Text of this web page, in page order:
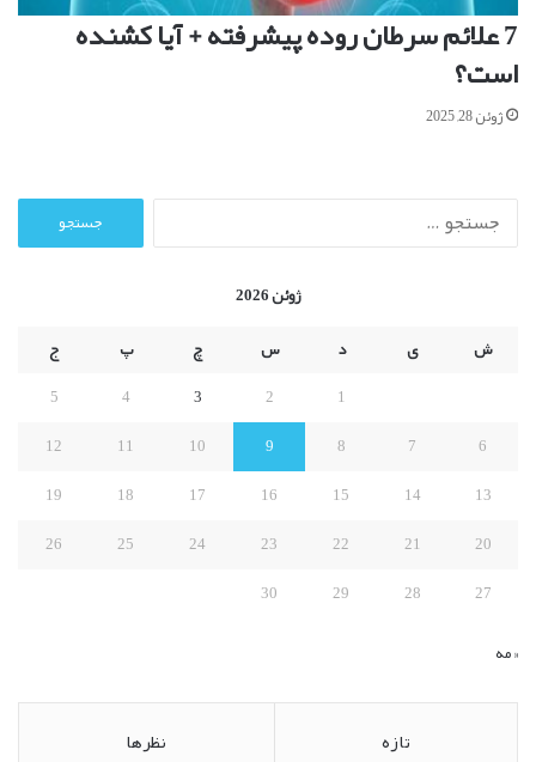
7 علائم سرطان روده پیشرفته + آیا کشنده
است؟
ژوئن 28, 2025
ژوئن 2026
ش
ی د س چ پ
ج
1
2
3
4
5
6
7
8
9
10
11
12
13
14
15
16
17
18
19
20
21
22
23
24
25
26
27
28
29
30
« مه
تازه نظرها